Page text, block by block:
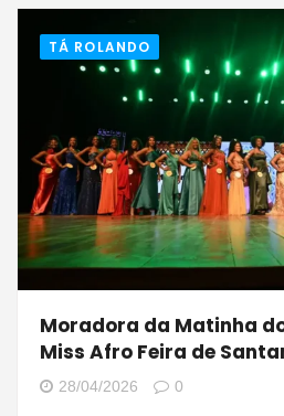
TÁ ROLANDO
Moradora da Matinha
Miss Afro Feira de
28/04/2026 0